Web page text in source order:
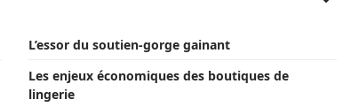
L’essor du soutien-gorge gainant
Les enjeux économiques des boutiques de
lingerie